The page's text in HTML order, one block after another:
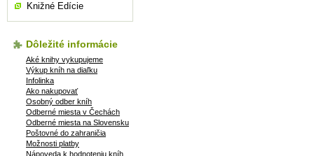
Knižné Edície
Dôležité informácie
Aké knihy vykupujeme
Výkup kníh na diaľku
Infolinka
Ako nakupovať
Osobný odber kníh
Odberné miesta v Čechách
Odberné miesta na Slovensku
Poštovné do zahraničia
Možnosti platby
Nápoveda k hodnoteniu kníh